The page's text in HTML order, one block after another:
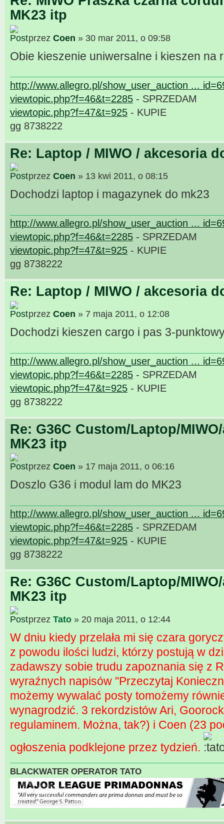
MK23 itp
przez Coen » 30 mar 2011, o 09:58
Obie kieszenie uniwersalne i kieszen na
http://www.allegro.pl/show_user_auction ...
viewtopic.php?f=46&t=2285 - SPRZEDAM
viewtopic.php?f=47&t=925 - KUPIE
gg 8738222
Re: Laptop / MIWO / akcesoria
przez Coen » 13 kwi 2011, o 08:15
Dochodzi laptop i magazynek do mk23
http://www.allegro.pl/show_user_auction ...
viewtopic.php?f=46&t=2285 - SPRZEDAM
viewtopic.php?f=47&t=925 - KUPIE
gg 8738222
Re: Laptop / MIWO / akcesoria
przez Coen » 7 maja 2011, o 12:08
Dochodzi kieszen cargo i pas 3-
http://www.allegro.pl/show_user_auction ...
viewtopic.php?f=46&t=2285 - SPRZEDAM
viewtopic.php?f=47&t=925 - KUPIE
gg 8738222
Re: G36C Custom/Laptop/
MK23 itp
przez Coen » 17 maja 2011, o 06:16
Doszlo G36 i modul lam do MK23
http://www.allegro.pl/show_user_auction ...
viewtopic.php?f=46&t=2285 - SPRZEDAM
viewtopic.php?f=47&t=925 - KUPIE
gg 8738222
Re: G36C Custom/Laptop/
MK23 itp
przez Tato » 20 maja 2011, o 12:44
W dniu kiedy przelała mi się czara
z powodu ilości ludzi, którzy postują w
zadawszy sobie trudu zapoznania się z
wyraźnych napisów "Przeczytaj
możemy wywalać posty tomożemy
wynagrodzić. 3 rekordzistów Ari,
regulaminem. Można, tak?) i Coen (23
ogłoszenia podklejone przez tydzień.
BLACKWATER OPERATOR TATO